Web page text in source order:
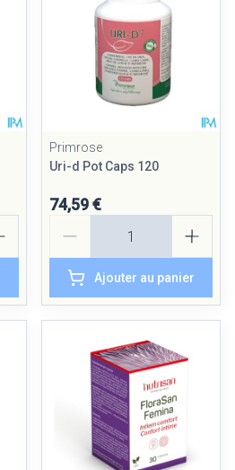
Primrose
Uri-d Pot Caps 120
74,59 €
Ajouter au panier